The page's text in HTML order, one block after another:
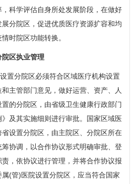
科学评估自身所处发展阶段，在做好
分院区，促进优质医疗资源扩容和均
时院区功能转换。
区执业管理
分院区必须符合区域医疗机构设置
主管部门意见，做好运营、资产、人
的分院区，由省级卫生健康行政部门
及其实施细则进行审批。国家区域医
设置分院区，由主院区、分院区所在
协调，以合作协议形式明确审批、登
，依协议进行管理，并将合作协议报
(管)医院设置分院区，应当符合国家